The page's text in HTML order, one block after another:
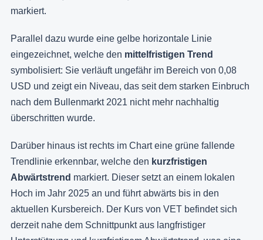
markiert.
Parallel dazu wurde eine gelbe horizontale Linie
eingezeichnet, welche den mittelfristigen Trend
symbolisiert: Sie verläuft ungefähr im Bereich von 0,08
USD und zeigt ein Niveau, das seit dem starken Einbruch
nach dem Bullenmarkt 2021 nicht mehr nachhaltig
überschritten wurde.
Darüber hinaus ist rechts im Chart eine grüne fallende
Trendlinie erkennbar, welche den kurzfristigen
Abwärtstrend markiert. Dieser setzt an einem lokalen
Hoch im Jahr 2025 an und führt abwärts bis in den
aktuellen Kursbereich. Der Kurs von VET befindet sich
derzeit nahe dem Schnittpunkt aus langfristiger